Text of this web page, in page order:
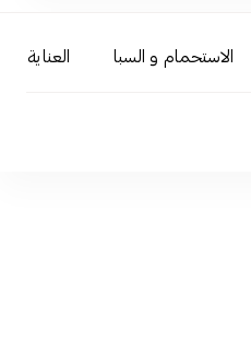
الاستحمام و السبا العناية